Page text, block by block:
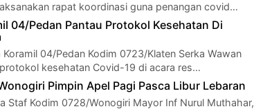
rapat koordinasi guna penangan covid…
04/Pedan Pantau Protokol Kesehatan Di
Koramil 04/Pedan Kodim 0723/Klaten Serka Wawan
kesehatan Covid-19 di acara res…
Pimpin Apel Pagi Pasca Libur Lebaran
Staf Kodim 0728/Wonogiri Mayor Inf Nurul Muthahar,